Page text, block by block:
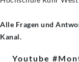
Alle Fragen und
Kanal.
Youtube